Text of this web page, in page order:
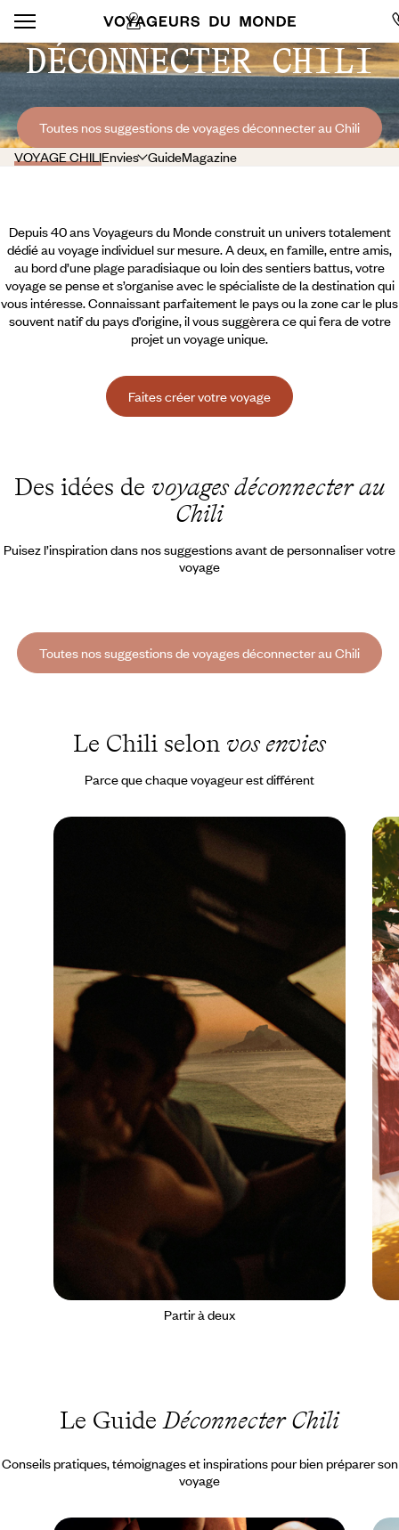
DÉCONNECTER CHILI
Toutes nos suggestions de voyages déconnecter au Chili
VOYAGE CHILIEnvies GuideMagazine
Depuis 40 ans Voyageurs du Monde construit un univers totalement
dédié au voyage individuel sur mesure. A deux, en famille, entre amis,
au bord d’une plage paradisiaque ou loin des sentiers battus, votre
voyage se pense et s’organise avec le spécialiste de la destination qui
vous intéresse. Connaissant parfaitement le pays ou la zone car le plus
souvent natif du pays d’origine, il vous suggèrera ce qui fera de votre
projet un voyage unique.
Faites créer votre voyage
Des idées de voyages déconnecter au
Chili
Puisez l’inspiration dans nos suggestions avant de personnaliser votre
voyage
Toutes nos suggestions de voyages déconnecter au Chili
Le Chili selon vos envies
Parce que chaque voyageur est différent
Partir à deux
Le GuideDéconnecter Chili
Conseils pratiques, témoignages et inspirations pour bien préparer son
voyage